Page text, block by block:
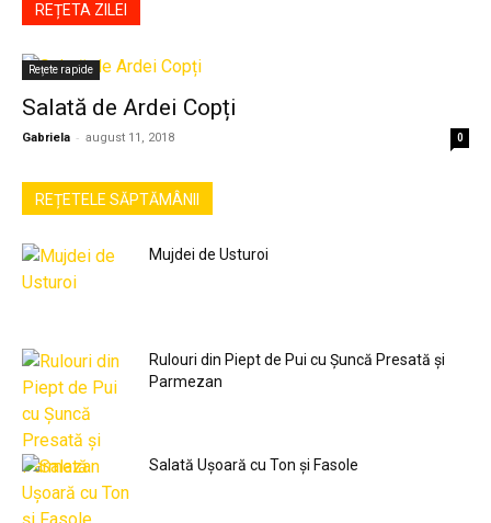
REȚETA ZILEI
Rețete rapide
Salată de Ardei Copți
Gabriela - august 11, 2018 0
REȚETELE SĂPTĂMÂNII
Mujdei de Usturoi
Rulouri din Piept de Pui cu Șuncă Presată și
Parmezan
Salată Ușoară cu Ton și Fasole